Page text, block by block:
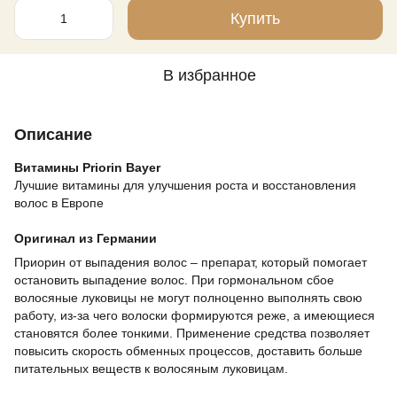
Купить
В избранное
Описание
Витамины Priorin Bayer
Лучшие витамины для улучшения роста и восстановления
волос в Европе
Оригинал из Германии
Приорин от выпадения волос – препарат, который помогает
остановить выпадение волос. При гормональном сбое
волосяные луковицы не могут полноценно выполнять свою
работу, из-за чего волоски формируются реже, а имеющиеся
становятся более тонкими. Применение средства позволяет
повысить скорость обменных процессов, доставить больше
питательных веществ к волосяным луковицам.